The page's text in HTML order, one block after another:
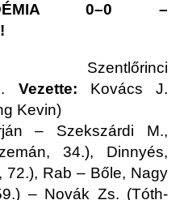
0–0 –
Szentlőrinci
Vezette: Kovács J.
Kevin)
– Szekszárdi M.,
34.), Dinnyés,
72.), Rab – Bőle, Nagy
– Novák Zs. (Tóth-